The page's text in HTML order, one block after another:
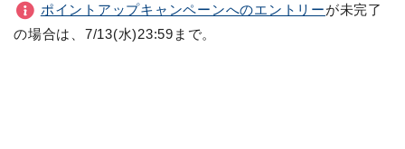
ポイントアップキャンペーンへのエントリーが未完了
の場合は、7/13(水)23:59まで。